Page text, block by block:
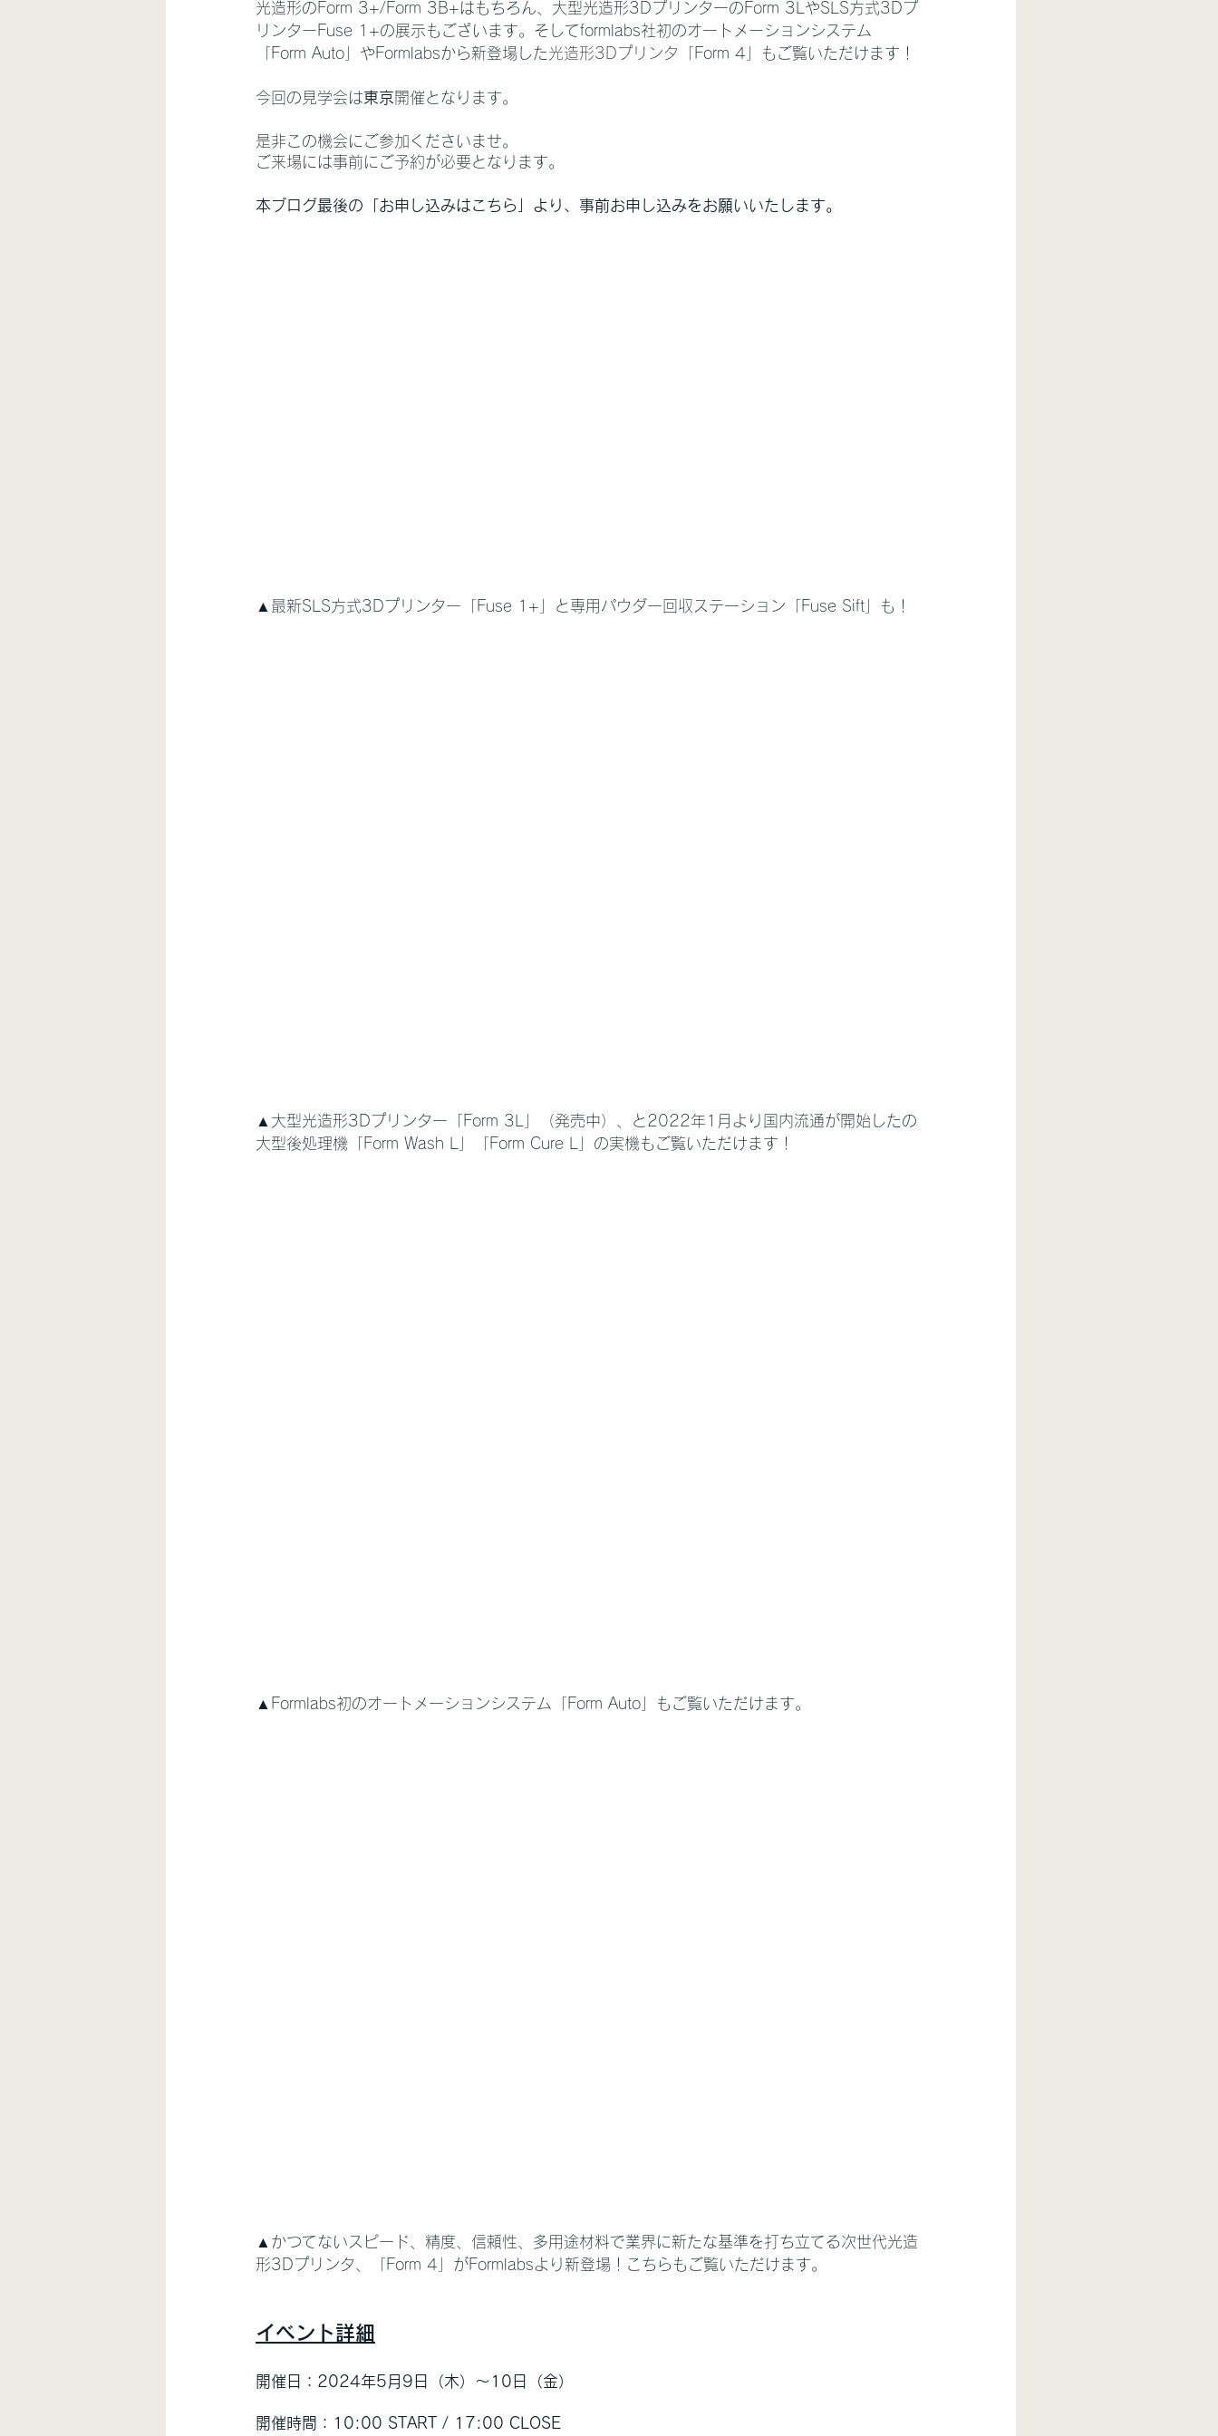
光造形のForm 3+/Form 3B+はもちろん、大型光造形3DプリンターのForm 3LやSLS方式3Dプ
リンターFuse 1+の展示もございます。そしてformlabs社初のオートメーションシステム
「Form Auto」やFormlabsから新登場した光造形3Dプリンタ 「Form 4」もご覧いただけます！
今回の見学会は東京開催となります。
是非この機会にご参加くださいませ。
ご来場には事前にご予約が必要となります。
本ブログ最後の「お申し込みはこちら」より、事前お申し込みをお願いいたします。
▲最新SLS方式3Dプリンター「Fuse 1+」と専用パウダー回収ステーション「Fuse Sift」も！
▲大型光造形3Dプリンター「Form 3L」（発売中）、と2022年1月より国内流通が開始したの
大型後処理機「Form Wash L」「Form Cure L」の実機もご覧いただけます！
▲Formlabs初のオートメーションシステム「Form Auto」もご覧いただけます。
▲かつてないスピード、精度、信頼性、多用途材料で業界に新たな基準を打ち立てる次世代光造
形3Dプリンタ、「Form 4」がFormlabsより新登場！こちらもご覧いただけます。
イベント詳細
開催日：2024年5月9日（木）〜10日（金）
開催時間：10:00 START / 17:00 CLOSE